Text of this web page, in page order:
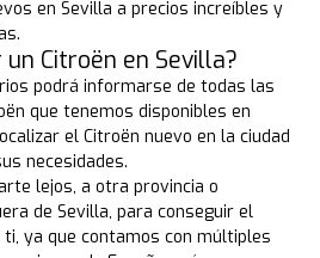
en Sevilla a precios increíbles y
Citroën en Sevilla?
podrá informarse de todas las
que tenemos disponibles en
el Citroën nuevo en la ciudad
necesidades.
lejos, a otra provincia o
de Sevilla, para conseguir el
ti, ya que contamos con múltiples